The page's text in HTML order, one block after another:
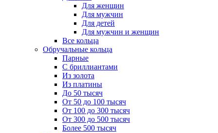
Для женщин
Для мужчин
Для детей
Для мужчин и женщин
Все кольца
Обручальные кольца
Парные
С бриллиантами
Из золота
Из платины
До 50 тысяч
От 50 до 100 тысяч
От 100 до 300 тысяч
От 300 до 500 тысяч
Более 500 тысяч